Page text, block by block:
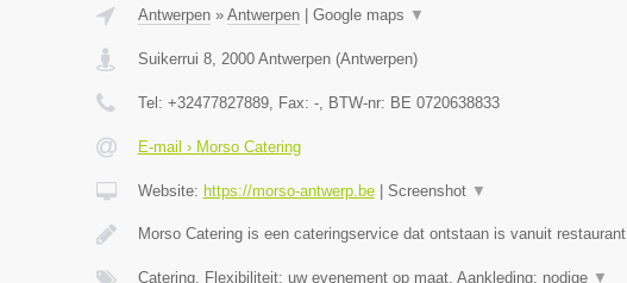
Antwerpen» Antwerpen| Google maps ▼
Suikerrui 8, 2000 Antwerpen(Antwerpen)
Tel: +32477827889, Fax: -, BTW-nr: BE 0720638833
E-mail › Morso Catering
Website: https://morso-antwerp.be| Screenshot ▼
Morso Catering is een cateringservice dat ontstaan is vanuit restaurant
Catering, Flexibiliteit: uw evenement op maat, Aankleding: nodige ▼